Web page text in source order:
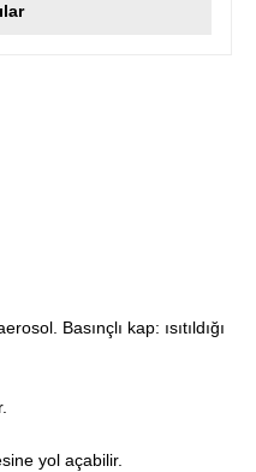
Basınçlı kap: ısıtıldığı
yol açabilir.